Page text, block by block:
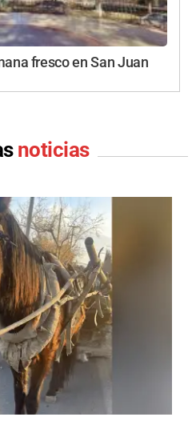
fresco en San Juan
noticias